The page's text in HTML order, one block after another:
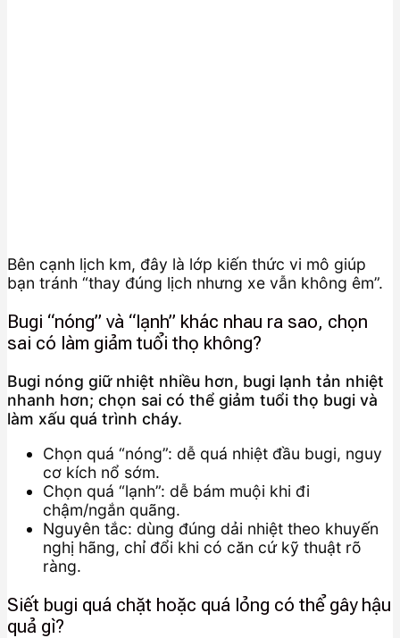
Bên cạnh lịch km, đây là lớp kiến thức vi mô giúp
bạn tránh “thay đúng lịch nhưng xe vẫn không êm”.
Bugi “nóng” và “lạnh” khác nhau ra sao, chọn
sai có làm giảm tuổi thọ không?
Bugi nóng giữ nhiệt nhiều hơn, bugi lạnh tản nhiệt
nhanh hơn; chọn sai có thể giảm tuổi thọ bugi và
làm xấu quá trình cháy.
Chọn quá “nóng”: dễ quá nhiệt đầu bugi, nguy
cơ kích nổ sớm.
Chọn quá “lạnh”: dễ bám muội khi đi
chậm/ngắn quãng.
Nguyên tắc: dùng đúng dải nhiệt theo khuyến
nghị hãng, chỉ đổi khi có căn cứ kỹ thuật rõ
ràng.
Siết bugi quá chặt hoặc quá lỏng có thể gây hậu
quả gì?